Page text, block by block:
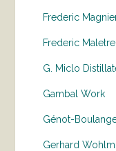
Frederic
Frederic
G. Miclo
Gambal Work
Génot-
Gerhard